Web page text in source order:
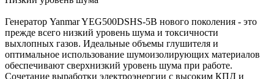
Генератор Yanmar YEG500DSHS-5B нового поколения - это
прежде всего низкий уровень шума и токсичности
выхлопных газов. Идеальные объемы глушителя и
оптимальное использование шумоизолирующих материалов
обеспечивают сверхнизкий уровень шума при работе.
Сочетание выработки электроэнергии с высоким КПД и